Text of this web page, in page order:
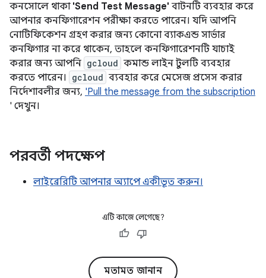
কনসোলে থাকা 'Send Test Message' বাটনটি ব্যবহার করে
আপনার কনফিগারেশন পরীক্ষা করতে পারেন। যদি আপনি
নোটিফিকেশন গ্রহণ করার জন্য কোনো ব্যাকএন্ড সার্ভার
কনফিগার না করে থাকেন, তাহলে কনফিগারেশনটি যাচাই
করার জন্য আপনি gcloud কমান্ড লাইন টুলটি ব্যবহার
করতে পারেন।
gcloud ব্যবহার করে মেসেজ প্রসেস করার
নির্দেশাবলীর জন্য, 'Pull the message from the subscription
' দেখুন।
পরবর্তী পদক্ষেপ
লাইব্রেরিটি আপনার অ্যাপে একীভূত করুন।
এটি কাজে লেগেছে?
মতামত জানান